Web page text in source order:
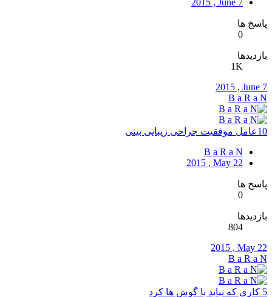
2015 , June 7
پاسخ ها
0
بازدیدها
1K
2015 , June 7
B a R a N
10عامل موفقیت جراحی زیبایی بینی
B a R a N
2015 , May 22
پاسخ ها
0
بازدیدها
804
2015 , May 22
B a R a N
5 کاری که نباید با گوش ها کرد